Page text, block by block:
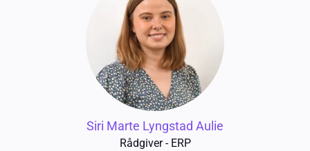
Siri Marte Lyngstad Aulie
Rådgiver - ERP